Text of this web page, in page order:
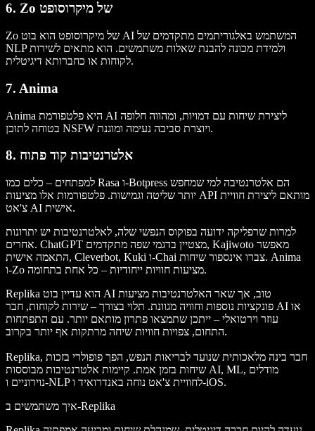
6. Zo של מיקרוסופט
Zo של מיקרוסופט הוא בוט AI המשתמש באלגוריתמים מתקדמים של
NLP ולמידת מכונה להבנת שאלות משתמשים. הוא מתאים לשירות
לקוחות או כחברותא דיגיטלית.
7. Anima
Anima היא פלטפורמת AI ליצירת שיחות עם דמויות, ומהווה חלופה
בטוחה לתוכן NSFW ויוצרת סביבה נעימה ומוגנת.
8. אלטרנטיבות קוד פתוח
למפתחים – כלים כמו Rasa ו-Botpress הם אלטרנטיבה למי שמחפש
יותר שליטה וגמישות. פלטפורמות אלו מציעות API מותאם ליצירת חוויית
צ'אט AI אישית.
למרות שרפליקה ידועה בפוקוס הנפשי שלה, לאלטרנטיבות יש יתרונות
אחרים. ChatGPT מצטיין בדגמי שפה מתקדמים, Kajiwoto מאפשר
התאמה אישית, Cleverbot, Kuki ו-Chai צברו אינספור שיחות. Anima
ו-Zo מציעות חוויות ייחודיות – כל אחת בתחומה.
Replika הוא עדיין בוט AI טוב, אך שאר האלטרנטיבות מציעות
פונקציות נוספות וחוויה מגוונת. תלוי בצורך – שירות לקוחות, חבר AI או
עוזר וירטואלי – ייתכן שתמצאו פתרון מותאם יותר. עם התפתחות
התחום, צפויות חוויות שיחה מרתקות אף יותר בקרוב.
Replika, חבר בינה מלאכותית שנועד לבריאות הנפש, הפך פופולרי בזכות
שיחות בזמן אמת. קיימות אלטרנטיבות מבוססות AI, ML, מודלים
נוירוניים ו-NLP לחוויית צ'אט נוחה באנדרואיד ו-iOS.
איך משתמשים ב-Replika